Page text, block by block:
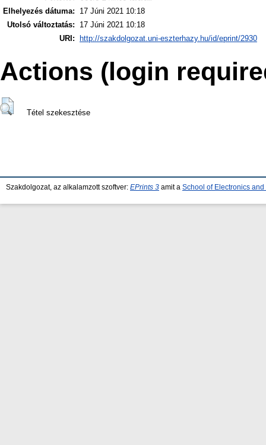
Elhelyezés dátuma:
17 Júni 2021 10:18
Utolsó változtatás:
17 Júni 2021 10:18
URI:
http://szakdolgozat.uni-eszterhazy.hu/id/eprint/2930
Actions (login
Tétel szekesztése
Szakdolgozat, az alkalamzott szoftver: EPrints 3 amit a School of Electronics